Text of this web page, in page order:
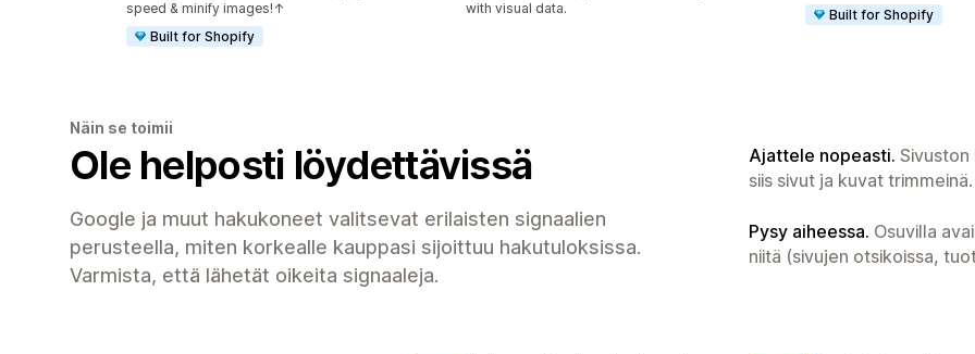
speed & minify images!↑
Built for Shopify
with visual data.
Built for Shopify
Näin se toimii
Ole helposti löydettävissä
Google ja muut hakukoneet valitsevat erilaisten signaalien
perusteella, miten korkealle kauppasi sijoittuu hakutuloksissa.
Varmista, että lähetät oikeita signaaleja.
Ajattele nopeasti.
siis sivut ja kuvat trimmeinä.
Pysy aiheessa. Osuvilla
niitä (sivujen otsikoissa,